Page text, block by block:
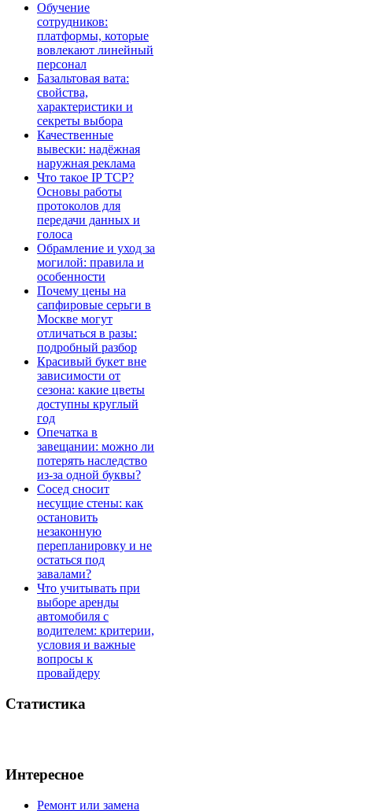
Обучение
сотрудников:
платформы, которые
вовлекают линейный
персонал
Базальтовая вата:
свойства,
характеристики и
секреты выбора
Качественные
вывески: надёжная
наружная реклама
Что такое IP TCP?
Основы работы
протоколов для
передачи данных и
голоса
Обрамление и уход за
могилой: правила и
особенности
Почему цены на
сапфировые серьги в
Москве могут
отличаться в разы:
подробный разбор
Красивый букет вне
зависимости от
сезона: какие цветы
доступны круглый
год
Опечатка в
завещании: можно ли
потерять наследство
из-за одной буквы?
Сосед сносит
несущие стены: как
остановить
незаконную
перепланировку и не
остаться под
завалами?
Что учитывать при
выборе аренды
автомобиля с
водителем: критерии,
условия и важные
вопросы к
провайдеру
Статистика
Интересное
Ремонт или замена